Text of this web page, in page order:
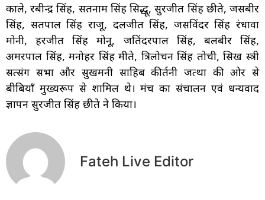
काले, रबीन्द्र सिंह, सतनाम सिंह सिद्धू, सुरजीत सिंह छीते, जसबीर
सिंह, सतपाल सिंह राजू, दलजीत सिंह, जसविंदर सिंह रंधावा
मोनी, हरजीत सिंह मोनू, जतिंदरपाल सिंह, बलबीर सिंह,
अमरपाल सिंह, मनोहर सिंह मीते, त्रिलोचन सिंह तोची, सिख स्त्री
सत्संग सभा और सुखमनी साहिब कीर्तनी जत्था की ओर से
बीबियाँ मुख्यरूप से शामिल थे। मंच का संचालन एवं धन्यवाद
ज्ञापन सुरजीत सिंह छीते ने किया।
Fateh Live Editor